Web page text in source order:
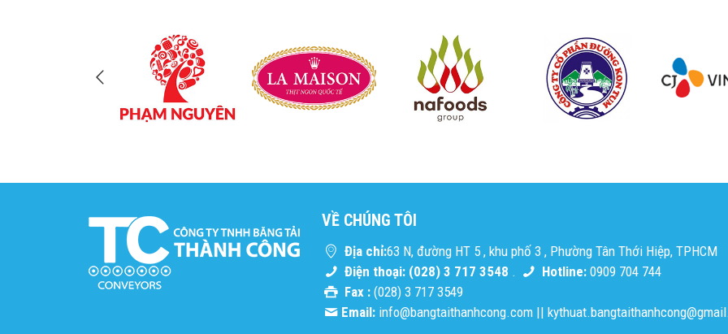
VỀ CHÚNG TÔI
Địa chỉ:63 N, đường HT 5 , khu phố 3 , Phường Tân Thới Hiệp, TPHCM
Điện thoại: (028) 3 717 3548 . Hotline: 0909 704 744
Fax :(028) 3 717 3549
Email: info@bangtaithanhcong.com||